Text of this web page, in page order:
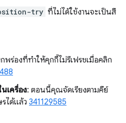
try ที่ไม่ได้ใช้งานจะเป็นสี
พร่องที่ทำให้คุกกี้ไม่รีเฟรชเมื่อคลิก
เครื่อง: ตอนนี้คุณจัดเรียงตามคีย์
ได้แล้ว 341129585